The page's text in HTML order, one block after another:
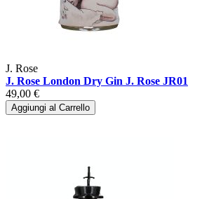
J. Rose
J. Rose London Dry Gin J. Rose JR01
49,00 €
Aggiungi al Carrello